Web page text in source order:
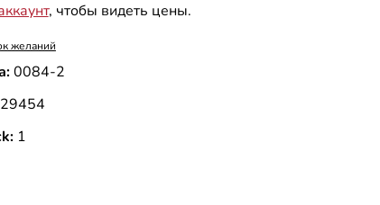
, чтобы видеть цены.
желаний
0084-2
1